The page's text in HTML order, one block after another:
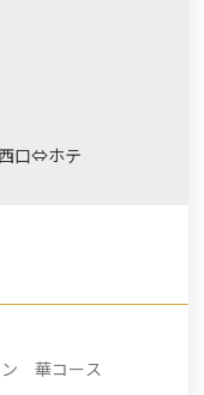
口⇔ホテ
ン 華コース